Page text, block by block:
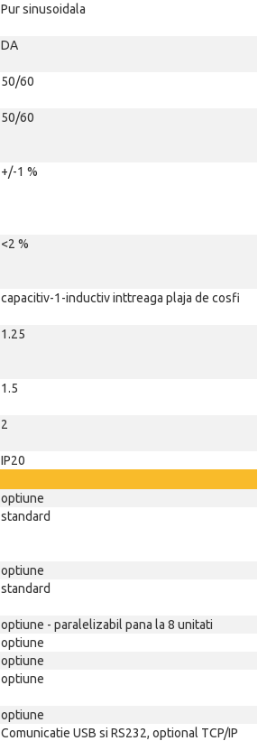
Pur sinusoidala
DA
50/60
50/60
+/-1 %
<2 %
capacitiv-1-inductiv inttreaga plaja de cosfi
1.25
1.5
2
IP20
optiune
standard
optiune
standard
optiune - paralelizabil pana la 8 unitati
optiune
optiune
optiune
optiune
Comunicatie USB si RS232, optional TCP/IP